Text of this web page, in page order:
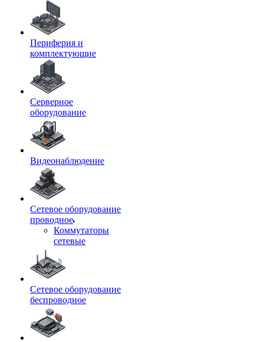
Периферия и
комплектующие
Серверное
оборудование
Видеонаблюдение
Сетевое оборудование
проводное
Коммутаторы
сетевые
Сетевое оборудование
беспроводное